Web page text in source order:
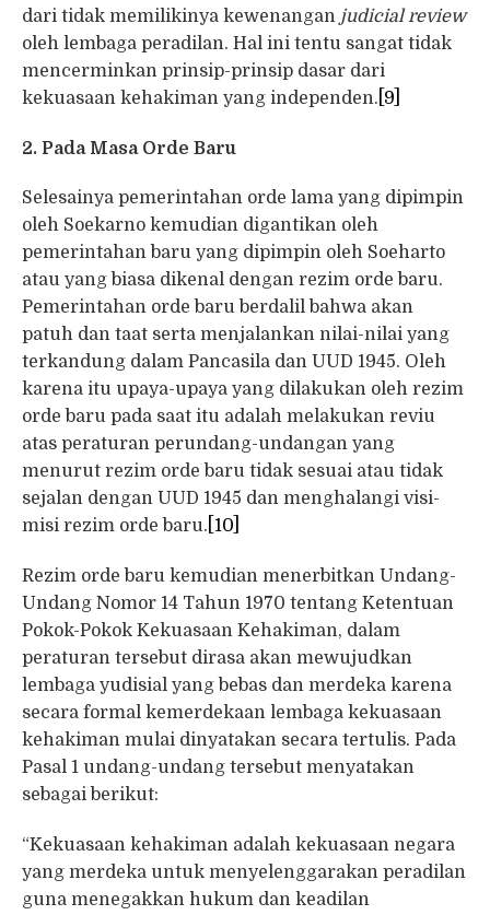
dari tidak memilikinya kewenangan judicial review
oleh lembaga peradilan. Hal ini tentu sangat tidak
mencerminkan prinsip-prinsip dasar dari
kekuasaan kehakiman yang independen. [9]
2. Pada Masa Orde Baru
Selesainya pemerintahan orde lama yang dipimpin
oleh Soekarno kemudian digantikan oleh
pemerintahan baru yang dipimpin oleh Soeharto
atau yang biasa dikenal dengan rezim orde baru.
Pemerintahan orde baru berdalil bahwa akan
patuh dan taat serta menjalankan nilai-nilai yang
terkandung dalam Pancasila dan UUD 1945. Oleh
karena itu upaya-upaya yang dilakukan oleh rezim
orde baru pada saat itu adalah melakukan reviu
atas peraturan perundang-undangan yang
menurut rezim orde baru tidak sesuai atau tidak
sejalan dengan UUD 1945 dan menghalangi visi-
misi rezim orde baru. [10]
Rezim orde baru kemudian menerbitkan Undang-
Undang Nomor 14 Tahun 1970 tentang Ketentuan
Pokok-Pokok Kekuasaan Kehakiman, dalam
peraturan tersebut dirasa akan mewujudkan
lembaga yudisial yang bebas dan merdeka karena
secara formal kemerdekaan lembaga kekuasaan
kehakiman mulai dinyatakan secara tertulis. Pada
Pasal 1 undang-undang tersebut menyatakan
sebagai berikut:
“Kekuasaan kehakiman adalah kekuasaan negara
yang merdeka untuk menyelenggarakan peradilan
guna menegakkan hukum dan keadilan